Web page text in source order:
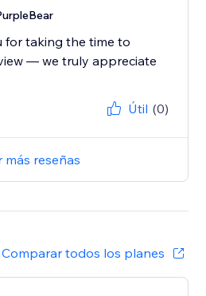
for taking the time to
— we truly appreciate
Útil (0)
más reseñas
Comparar todos los planes